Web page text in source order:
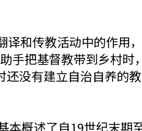
译和传教活动中的作用
手把基督教带到乡村
没有建立自治自养的
本概述了自19世纪末期